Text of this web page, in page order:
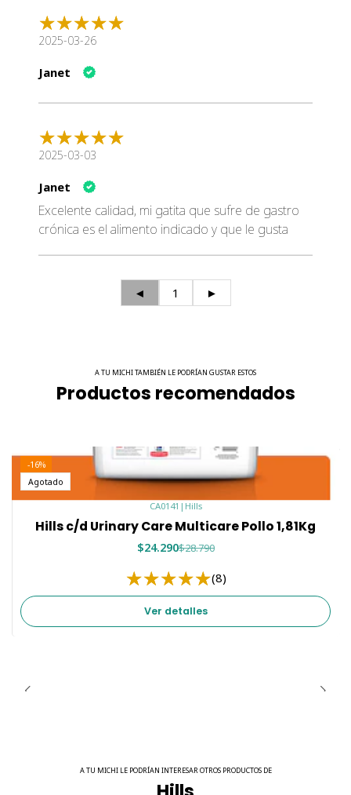
2025-03-26
Janet
2025-03-03
Janet
Excelente calidad, mi gatita que sufre de gastro
crónica es el alimento indicado y que le gusta
◄ 1 ►
A TU MICHI TAMBIÉN LE PODRÍAN GUSTAR ESTOS
Productos recomendados
-16%
Agotado
CA0141 | Hills
Hills c/d Urinary Care Multicare Pollo 1,81Kg
$24.290$28.790
(8)
Ver detalles
A TU MICHI LE PODRÍAN INTERESAR OTROS PRODUCTOS DE